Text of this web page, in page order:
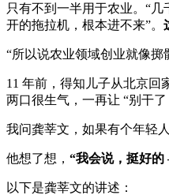
只有不到一半用于农业。“
开的拖拉机，根本进不来”。
“所以说农业领域创业就像掷
11 年前，得知儿子从北京
两口很生气，一再让 “别干
我问龚莘文，如果有个年轻
他想了想， “我会说，挺好
以下是龚莘文的讲述：